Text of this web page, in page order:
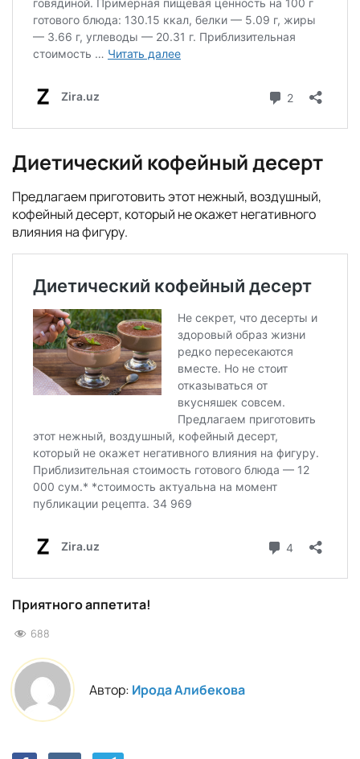
Диетический кофейный десерт
Предлагаем приготовить этот нежный, воздушный,
кофейный десерт, который не окажет негативного
влияния на фигуру.
Приятного аппетита!
688
Автор: Ирода Алибекова